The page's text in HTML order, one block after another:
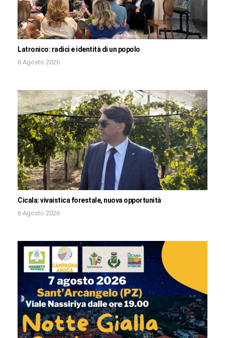
Latronico: radici e identità di un popolo
6 Agosto 2026
Cicala: vivaistica forestale, nuova opportunità
6 Agosto 2026